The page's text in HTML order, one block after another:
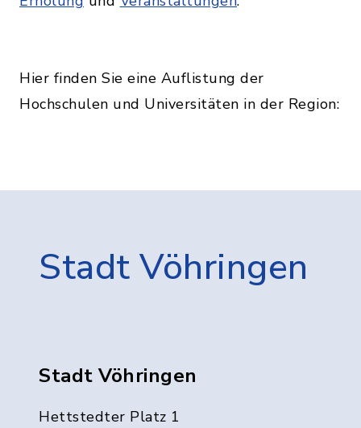
Hier finden Sie eine Auflistung der
Hochschulen und Universitäten in der Region:
Stadt Vöhringen
Stadt Vöhringen
Hettstedter Platz 1